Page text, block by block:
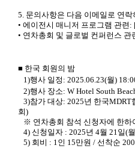
5. 문의사항은 다음 이메일로 연
• 에이전시 매니저 프로그램 관련:
• 연차총회 및 글로벌 컨퍼런스 관
■ 한국 회원의 밤
1)행사 일정: 2025.06.23(월)
2)행사 장소: W Hotel South
3)참가 대상: 2025년 한국MDRT
회)
※ 연차총회 참석 신청자에 한하
4) 신청일자 : 2025년 4월 21일(
5) 회비 : 1인 15만원 / 선착순